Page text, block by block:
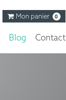
Mon panier 0
Blog Contact